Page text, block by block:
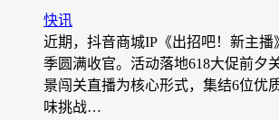
快讯
近期，抖音商城IP《出招吧！新主播
季圆满收官。活动落地618大促前夕
景闯关直播为核心形式，集结6位优
味挑战…